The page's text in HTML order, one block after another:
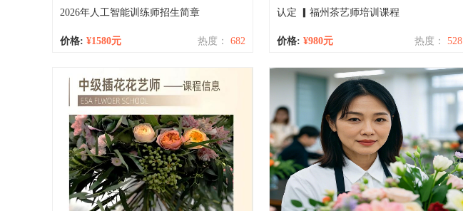
2026年人工智能训练师招生简章
价格: ¥1580元 热度： 682
认定 ▎福州茶艺师培训课程
价格: ¥980元 热度： 528